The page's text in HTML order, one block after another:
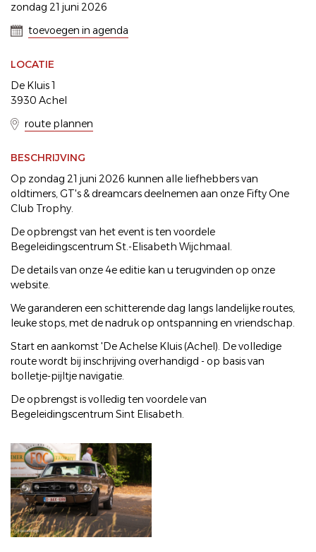
zondag 21 juni 2026
toevoegen in agenda
LOCATIE
De Kluis 1
3930 Achel
route plannen
BESCHRIJVING
Op zondag 21 juni 2026 kunnen alle liefhebbers van
oldtimers, GT's & dreamcars deelnemen aan onze Fifty One
Club Trophy.
De opbrengst van het event is ten voordele
Begeleidingscentrum St.-Elisabeth Wijchmaal.
De details van onze 4e editie kan u terugvinden op onze
website.
We garanderen een schitterende dag langs landelijke routes,
leuke stops, met de nadruk op ontspanning en vriendschap.
Start en aankomst 'De Achelse Kluis (Achel). De volledige
route wordt bij inschrijving overhandigd - op basis van
bolletje-pijltje navigatie.
De opbrengst is volledig ten voordele van
Begeleidingscentrum Sint Elisabeth.